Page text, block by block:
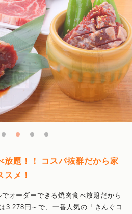
放題！！ コスパ抜群だから家
スメ！
オーダーできる焼肉食べ放題だから
3.278円～で、一番人気の「きんぐコ